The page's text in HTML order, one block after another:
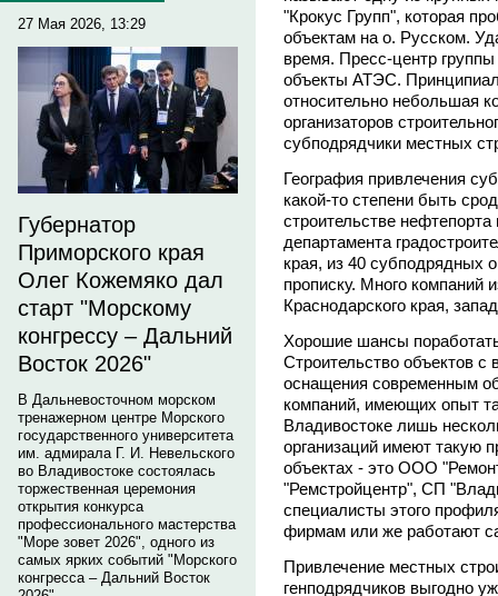
27 Мая 2026, 13:29
Губернатор
Приморского края
Олег Кожемяко дал
старт "Морскому
конгрессу – Дальний
Восток 2026"
В Дальневосточном морском
тренажерном центре Морского
государственного университета
им. адмирала Г. И. Невельского
во Владивостоке состоялась
торжественная церемония
открытия конкурса
профессионального мастерства
"Море зовет 2026", одного из
самых ярких событий "Морского
конгресса – Дальний Восток
"Крокус Групп", которая
объектам на о. Русском.
время. Пресс-центр
объекты АТЭС.
относительно небольшая
организаторов
субподрядчики местных
География привлечения
какой-то степени быть
строительстве
департамента
края, из 40 субподрядных
прописку. Много компаний
Краснодарского края,
Хорошие шансы
Строительство объектов с
оснащения современным
компаний, имеющих опыт
Владивостоке лишь
организаций имеют такую
объектах - это ООО
"Ремстройцентр", СП
специалисты этого
фирмам или же работают
Привлечение местных
генподрядчиков выгодно